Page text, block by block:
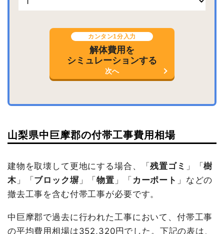
カンタン1分入力
解体費用を
シミュレーションする
次へ
山梨県中巨摩郡の付帯工事費用相場
建物を取壊して更地にする場合、「残置ゴミ 」「樹
木」「 ブロック塀 」「物置 」「 カーポート 」などの
撤去工事を含む付帯工事が必要です。
中巨摩郡で過去に行われた工事において、付帯工事
の平均費用相場は352,320円でした。下記の表は、